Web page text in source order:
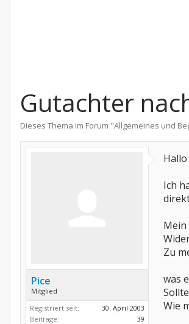
Gutachter
Dieses Thema im Forum "Allgemeines und
Pice
Mitglied
Registriert seit:
30. April 2003
Beiträge:
39
Hallo
Ich
Mein
Zu
was
Wie